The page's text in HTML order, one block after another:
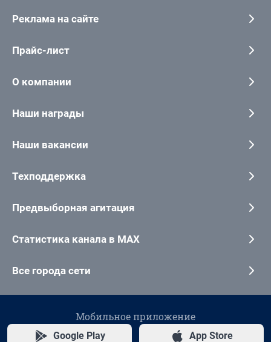
Реклама на сайте
Прайс-лист
О компании
Наши награды
Наши вакансии
Техподдержка
Предвыборная агитация
Статистика канала в MAX
Все города сети
Мобильное приложение
Google Play App Store